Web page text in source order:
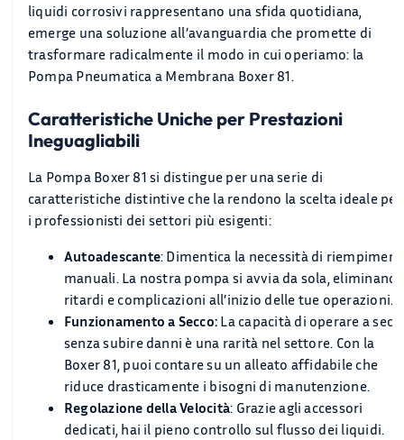
liquidi corrosivi rappresentano una sfida quotidiana,
emerge una soluzione all’avanguardia che promette di
trasformare radicalmente il modo in cui operiamo: la
Pompa Pneumatica a Membrana Boxer 81.
Caratteristiche Uniche per Prestazioni
Ineguagliabili
La Pompa Boxer 81 si distingue per una serie di
caratteristiche distintive che la rendono la scelta ideale per
i professionisti dei settori più esigenti:
Autoadescante: Dimentica la necessità di
manuali. La nostra pompa si avvia da sola,
ritardi e complicazioni all’inizio delle tue operazioni.
Funzionamento a Secco: La capacità di operare a
senza subire danni è una rarità nel settore. Con la
Boxer 81, puoi contare su un alleato affidabile che
riduce drasticamente i bisogni di manutenzione.
Regolazione della Velocità: Grazie agli accessori
dedicati, hai il pieno controllo sul flusso dei liquidi.